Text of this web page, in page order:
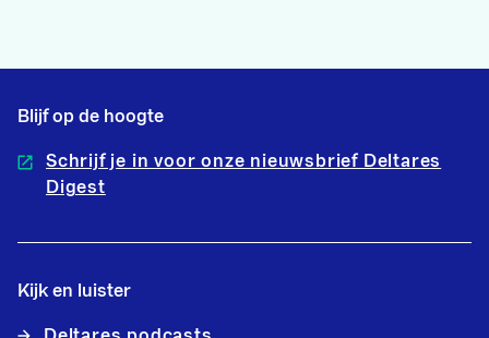
Blijf op de hoogte
Schrijf je in voor onze nieuwsbrief Deltares
Digest
Kijk en luister